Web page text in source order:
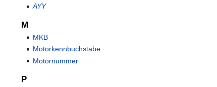
AYY
M
MKB
Motorkennbuchstabe
Motornummer
P